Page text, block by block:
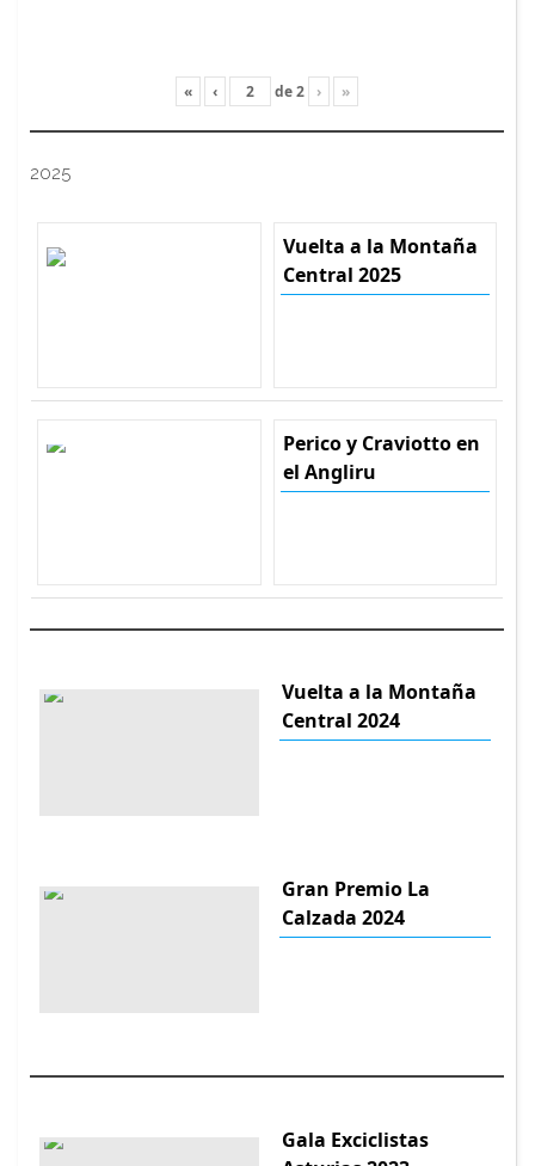
« ‹ de2 › »
2025
Vuelta a la Montaña
Central 2025
Perico y Craviotto en
el Angliru
Vuelta a la Montaña
Central 2024
Gran Premio La
Calzada 2024
Gala Exciclistas